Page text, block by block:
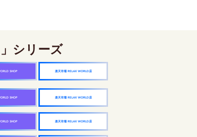
シリーズ
楽天市場 RELAX WORLD店
SHOP
楽天市場 RELAX WORLD店
SHOP
楽天市場 RELAX WORLD店
SHOP